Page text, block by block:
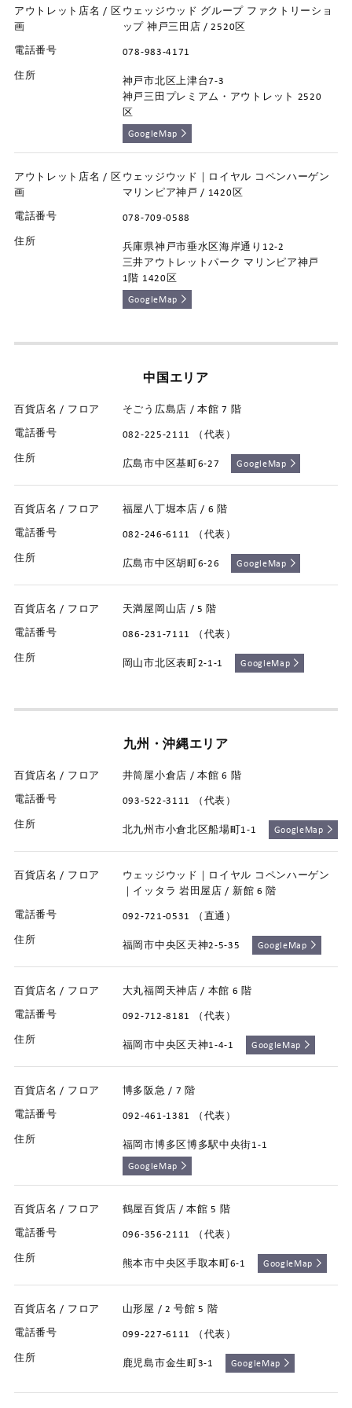
ウェッジウッド グループ ファクトリーショ
ップ 神戸三田店 / 2520区
078-983-4171
神戸市北区上津台7-3
神戸三田プレミアム・アウトレット 2520
区
GoogleMap
ウェッジウッド｜ロイヤル コペンハーゲン
マリンピア神戸 / 1420区
078-709-0588
兵庫県神戸市垂水区海岸通り12-2
三井アウトレットパーク マリンピア神戸
1階 1420区
GoogleMap
中国エリア
そごう広島店 / 本館 7 階
082-225-2111 （代表）
広島市中区基町6-27 GoogleMap
福屋八丁堀本店 / 6 階
082-246-6111 （代表）
広島市中区胡町6-26 GoogleMap
天満屋岡山店 / 5 階
086-231-7111 （代表）
岡山市北区表町2-1-1 GoogleMap
九州・沖縄エリア
井筒屋小倉店 / 本館 6 階
093-522-3111 （代表）
北九州市小倉北区船場町1-1 GoogleMap
ウェッジウッド｜ロイヤル コペンハーゲン
｜イッタラ 岩田屋店 / 新館 6 階
092-721-0531 （直通）
福岡市中央区天神2-5-35 GoogleMap
大丸福岡天神店 / 本館 6 階
092-712-8181 （代表）
福岡市中央区天神1-4-1 GoogleMap
博多阪急 / 7 階
092-461-1381 （代表）
福岡市博多区博多駅中央街1-1
GoogleMap
鶴屋百貨店 / 本館 5 階
096-356-2111 （代表）
熊本市中央区手取本町6-1 GoogleMap
山形屋 / 2 号館 5 階
099-227-6111 （代表）
鹿児島市金生町3-1 GoogleMap